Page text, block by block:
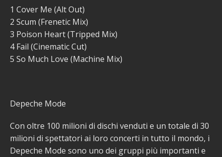
1 Cover Me (Alt Out)
2 Scum (Frenetic Mix)
3 Poison Heart (Tripped Mix)
4 Fail (Cinematic Cut)
5 So Much Love (Machine Mix)
Depeche Mode
Con oltre 100 milioni di dischi venduti e un totale di 30
milioni di spettatori ai loro concerti in tutto il mondo, i
Depeche Mode sono uno dei gruppi più importanti e